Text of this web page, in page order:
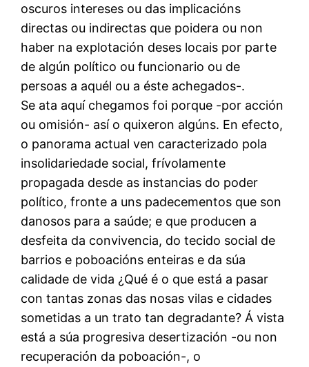
oscuros intereses ou das implicacións
directas ou indirectas que poidera ou non
haber na explotación deses locais por parte
de algún político ou funcionario ou de
persoas a aquél ou a éste achegados-.
Se ata aquí chegamos foi porque -por acción
ou omisión- así o quixeron algúns. En efecto,
o panorama actual ven caracterizado pola
insolidariedade social, frívolamente
propagada desde as instancias do poder
político, fronte a uns padecementos que son
danosos para a saúde; e que producen a
desfeita da convivencia, do tecido social de
barrios e poboacións enteiras e da súa
calidade de vida ¿Qué é o que está a pasar
con tantas zonas das nosas vilas e cidades
sometidas a un trato tan degradante? Á vista
está a súa progresiva desertización -ou non
recuperación da poboación-, o